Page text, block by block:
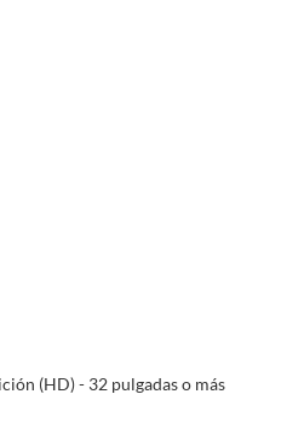
(HD) - 32 pulgadas o más